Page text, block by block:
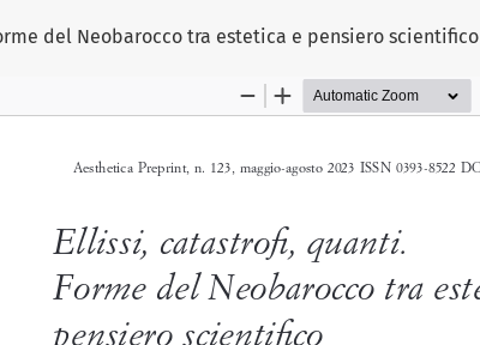
del Neobarocco tra estetica e pensiero scientifico